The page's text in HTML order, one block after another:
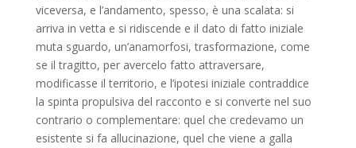
viceversa, e l’andamento, spesso, è una scalata: si
arriva in vetta e si ridiscende e il dato di fatto iniziale
muta sguardo, un’anamorfosi, trasformazione, come
se il tragitto, per avercelo fatto attraversare,
modificasse il territorio, e l’ipotesi iniziale contraddice
la spinta propulsiva del racconto e si converte nel suo
contrario o complementare: quel che credevamo un
esistente si fa allucinazione, quel che viene a galla